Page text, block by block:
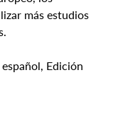
más estudios
Edición